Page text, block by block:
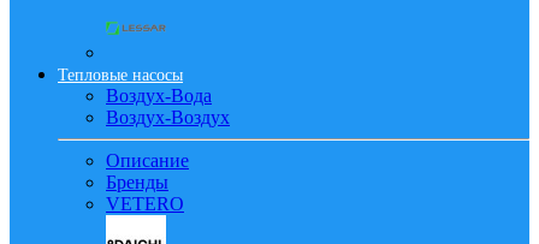
Тепловые насосы
Воздух-Вода
Воздух-Воздух
Описание
Бренды
VETERO